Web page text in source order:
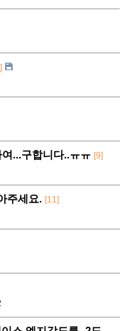
...구합니다..ㅠㅠ [9]
주세요. [11]